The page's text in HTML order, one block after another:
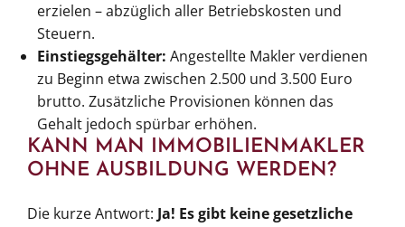
erzielen – abzüglich aller Betriebskosten und
Steuern.
Einstiegsgehälter: Angestellte Makler verdienen
zu Beginn etwa zwischen 2.500 und 3.500 Euro
brutto. Zusätzliche Provisionen können das
Gehalt jedoch spürbar erhöhen.
KANN MAN IMMOBILIENMAKLER
OHNE AUSBILDUNG WERDEN?
Die kurze Antwort: Ja! Es gibt keine gesetzliche